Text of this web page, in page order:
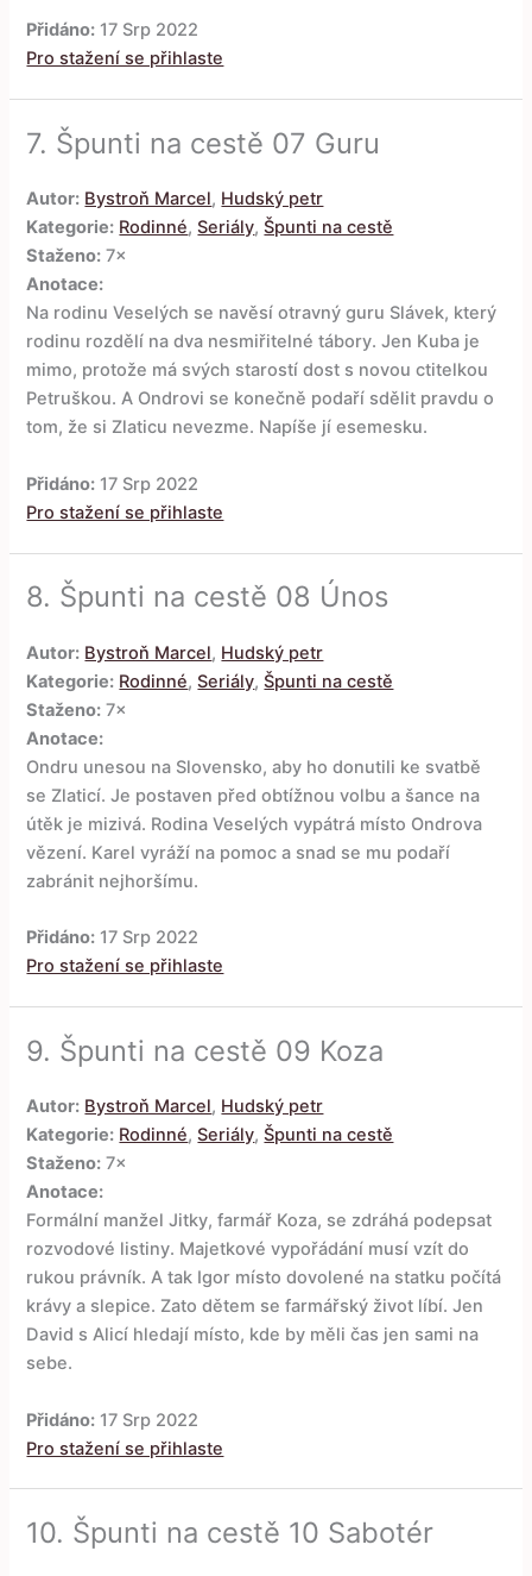
Přidáno: 17 Srp 2022
Pro stažení se přihlaste
7. Špunti na cestě 07 Guru
Autor: Bystroň Marcel, Hudský petr
Kategorie: Rodinné,Seriály,Špunti na cestě
Staženo: 7×
Anotace:
Na rodinu Veselých se navěsí otravný guru Slávek, který
rodinu rozdělí na dva nesmiřitelné tábory. Jen Kuba je
mimo, protože má svých starostí dost s novou ctitelkou
Petruškou. A Ondrovi se konečně podaří sdělit pravdu o
tom, že si Zlaticu nevezme. Napíše jí esemesku.
Přidáno: 17 Srp 2022
Pro stažení se přihlaste
8. Špunti na cestě 08 Únos
Autor: Bystroň Marcel, Hudský petr
Kategorie: Rodinné,Seriály,Špunti na cestě
Staženo: 7×
Anotace:
Ondru unesou na Slovensko, aby ho donutili ke svatbě
se Zlaticí. Je postaven před obtížnou volbu a šance na
útěk je mizivá. Rodina Veselých vypátrá místo Ondrova
vězení. Karel vyráží na pomoc a snad se mu podaří
zabránit nejhoršímu.
Přidáno: 17 Srp 2022
Pro stažení se přihlaste
9. Špunti na cestě 09 Koza
Autor: Bystroň Marcel, Hudský petr
Kategorie: Rodinné,Seriály,Špunti na cestě
Staženo: 7×
Anotace:
Formální manžel Jitky, farmář Koza, se zdráhá podepsat
rozvodové listiny. Majetkové vypořádání musí vzít do
rukou právník. A tak Igor místo dovolené na statku počítá
krávy a slepice. Zato dětem se farmářský život líbí. Jen
David s Alicí hledají místo, kde by měli čas jen sami na
sebe.
Přidáno: 17 Srp 2022
Pro stažení se přihlaste
10. Špunti na cestě 10 Sabotér